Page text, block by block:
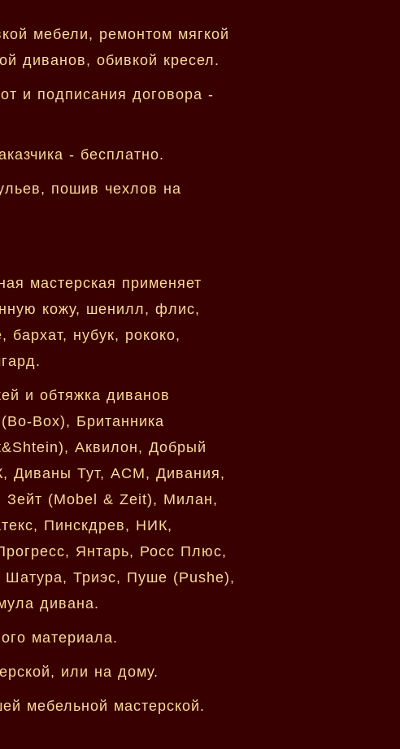
мебели, ремонтом мягкой
диванов, обивкой кресел.
и подписания договора -
- бесплатно.
пошив чехлов на
мастерская применяет
кожу, шенилл, флис,
нубук, рококо,
и обтяжка диванов
Box), Британника
Аквилон, Добрый
Диваны Тут, АСМ, Дивания,
(Mobel & Zeit), Милан,
Пинскдрев, НИК,
Янтарь, Росс Плюс,
Триэс, Пуше (Pushe),
дивана.
материала.
или на дому.
мебельной мастерской.